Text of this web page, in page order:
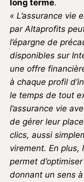
long terme.
« L’assurance vie
par Altaprofits
l’épargne de
disponibles sur
une offre
à chaque profil
le temps de tout
l’assurance vie
de gérer leur
clics, aussi
virement. En plus,
permet
donnant un sens